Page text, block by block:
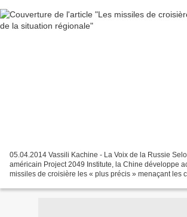
05.04.2014 Vassili Kachine - La Voix de la Russie
américain Project 2049 Institute, la Chine développe
missiles de croisière les « plus précis » menaçant les